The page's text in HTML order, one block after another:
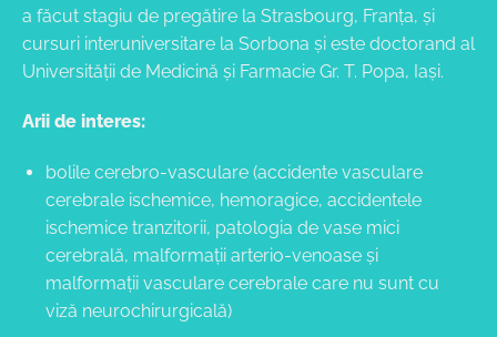
a făcut stagiu de pregătire la Strasbourg, Franța, și
cursuri interuniversitare la Sorbona și este doctorand al
Universității de Medicină și Farmacie Gr. T. Popa, Iași.
Arii de interes:
bolile cerebro-vasculare (accidente vasculare
cerebrale ischemice, hemoragice, accidentele
ischemice tranzitorii, patologia de vase mici
cerebrală, malformații arterio-venoase și
malformații vasculare cerebrale care nu sunt cu
viză neurochirurgicală)